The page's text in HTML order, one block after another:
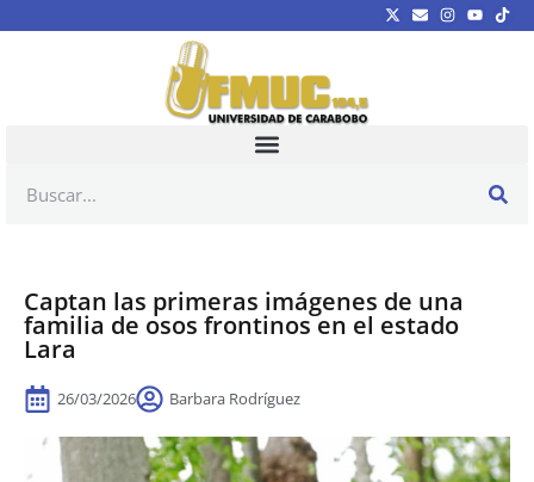
Captan las primeras imágenes de una
familia de osos frontinos en el estado
Lara
26/03/2026 Barbara Rodríguez